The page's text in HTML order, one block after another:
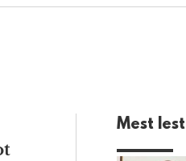
Mest lest